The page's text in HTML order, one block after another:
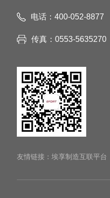
电话：400-052-8877
传真：0553-5635270
友情链接： 埃享制造互联平台